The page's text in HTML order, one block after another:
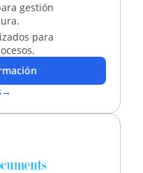
gestión
para
→